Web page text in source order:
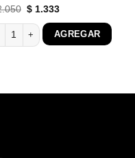
El
original
era:
$ 2.050.
$1.333El
es:
$ 1.333.
De Luz Fit 2 Cajones Moderna
AGREGAR